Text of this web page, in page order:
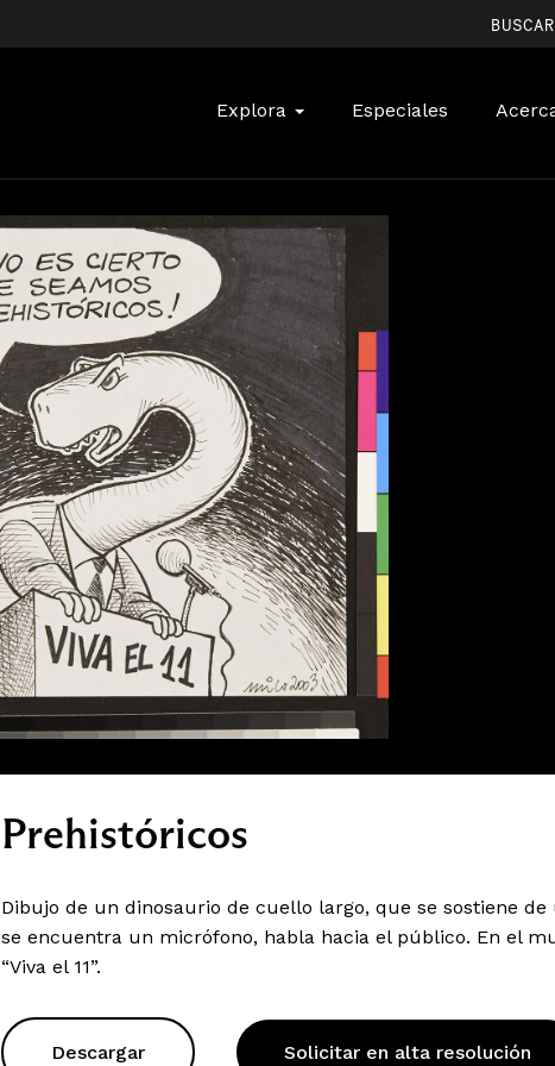
BUSCAR
Explora Especiales
Prehistóricos
Dibujo de un dinosaurio de cuello largo, que se sostiene de
se encuentra un micrófono, habla hacia el público. En el
“Viva el 11”.
Descargar Solicitar en alta resolución